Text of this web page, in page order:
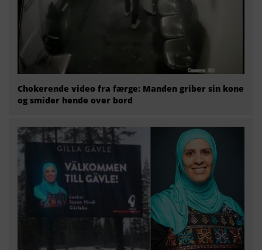
Chokerende video fra færge: Manden griber sin kone
og smider hende over bord